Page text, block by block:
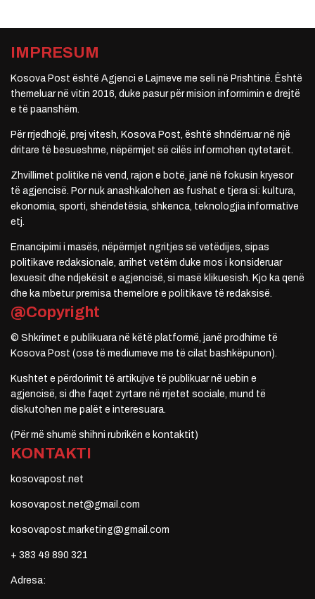
IMPRESUM
Kosova Post është Agjenci e Lajmeve me seli në Prishtinë. Është
themeluar në vitin 2016, duke pasur për mision informimin e drejtë
e të paanshëm.
Për rrjedhojë, prej vitesh, Kosova Post, është shndërruar në një
dritare të besueshme, nëpërmjet së cilës informohen qytetarët.
Zhvillimet politike në vend, rajon e botë, janë në fokusin kryesor
të agjencisë. Por nuk anashkalohen as fushat e tjera si: kultura,
ekonomia, sporti, shëndetësia, shkenca, teknologjia informative
etj.
Emancipimi i masës, nëpërmjet ngritjes së vetëdijes, sipas
politikave redaksionale, arrihet vetëm duke mos i konsideruar
lexuesit dhe ndjekësit e agjencisë, si masë klikuesish. Kjo ka qenë
dhe ka mbetur premisa themelore e politikave të redaksisë.
@Copyright
© Shkrimet e publikuara në këtë platformë, janë prodhime të
Kosova Post (ose të mediumeve me të cilat bashkëpunon).
Kushtet e përdorimit të artikujve të publikuar në uebin e
agjencisë, si dhe faqet zyrtare në rrjetet sociale, mund të
diskutohen me palët e interesuara.
(Për më shumë shihni rubrikën e kontaktit)
KONTAKTI
kosovapost.net
kosovapost.net@gmail.com
kosovapost.marketing@gmail.com
+ 383 49 890 321
Adresa: